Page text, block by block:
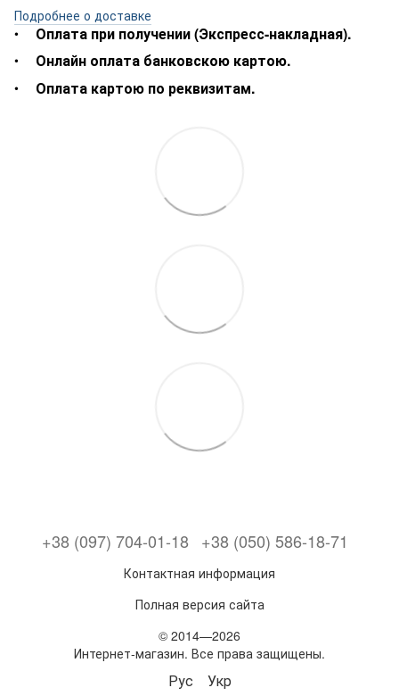
Подробнее о доставке
Оплата при получении (Экспресс-накладная).
Онлайн оплата банковскою картою.
Оплата картою по реквизитам.
+38 (097) 704-01-18 +38 (050) 586-18-71
Контактная информация
Полная версия сайта
© 2014—2026
Интернет-магазин. Все права защищены.
Рус Укр